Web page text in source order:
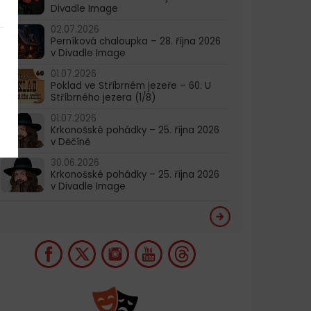
Divadle Image
02.07.2026
Perníková chaloupka – 28. října 2026
v Divadle Image
01.07.2026
Poklad ve Stříbrném jezeře – 60. U
Stříbrného jezera (1/8)
01.07.2026
Krkonošské pohádky – 25. října 2026
v Děčíně
30.06.2026
Krkonošské pohádky – 25. října 2026
v Divadle Image